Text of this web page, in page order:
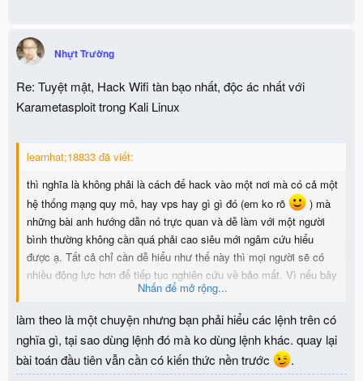
Nhựt Trường
Re: Tuyệt mật, Hack Wifi tàn bạo nhất, độc ác nhất với
Karametasploit trong Kali Linux
learnhat;18833 đã viết:
thì nghĩa là không phải là cách để hack vào một nơi mà có cả một
hệ thống mạng quy mô, hay vps hay gì gì đó (em ko rõ
) mà
những bài anh hướng dẫn nó trực quan và dễ làm với một người
bình thường không cần quá phải cao siêu mới ngâm cứu hiểu
được ạ. Tất cả chỉ cần dễ hiểu như thế này thì mọi người sẽ có
nhiều động lực hơn để tiếp tục nghiên cứu về bảo mất. Vì nếu bây
giờ bảo học từ cơ bản đến nâng cao, thì nhiều khi thấy nản vì
toàn những thứ không hào hứng. thay vì đó làm theo những bài
thực tế này, mắc chỗ nào thì đi hỏi sẽ làm cho người học dễ nhớ
và thích thú hơn là học các tạo một foder trong linux
Nhấn để mở rộng...
làm theo là một chuyện nhưng bạn phải hiểu các lệnh trên có
nghĩa gì, tại sao dùng lệnh đó mà ko dùng lệnh khác. quay lại
bài toán đầu tiên vẫn cần có kiến thức nền trước
.